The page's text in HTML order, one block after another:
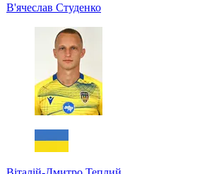
В'ячеслав Студенко